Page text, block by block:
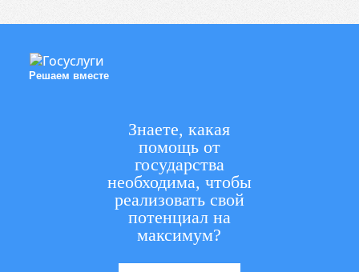
Решаем вместе
Знаете, какая
помощь от
государства
необходима, чтобы
реализовать свой
потенциал на
максимум?